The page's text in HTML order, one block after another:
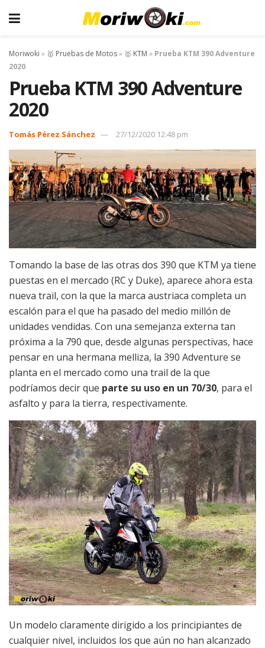
Moriwoki » 🥇 Pruebas de Motos» 🥇 KTM » Prueba KTM 390 Adventure
2020
Prueba KTM 390 Adventure
2020
Tomás Pérez Sánchez 27/12/2020 12:48 pm
Tomando la base de las otras dos 390 que KTM ya tiene
puestas en el mercado (RC y Duke), aparece ahora esta
nueva trail, con la que la marca austriaca completa un
escalón para el que ha pasado del medio millón de
unidades vendidas. Con una semejanza externa tan
próxima a la 790 que, desde algunas perspectivas, hace
pensar en una hermana melliza, la 390 Adventure se
planta en el mercado como una trail de la que
podríamos decir que parte su uso en un 70/30, para el
asfalto y para la tierra, respectivamente.
Un modelo claramente dirigido a los principiantes de
cualquier nivel, incluidos los que aún no han alcanzado